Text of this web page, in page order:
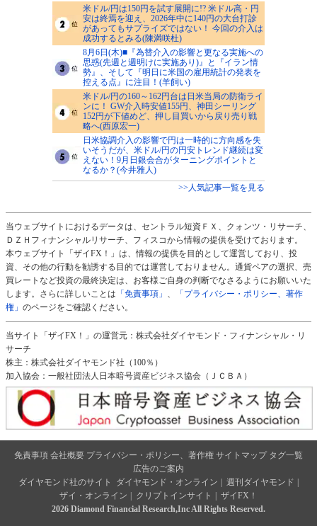
米ドル/円は150円を試す展開に!? 米ドル高・円
安は終焉を迎え、2026年中に140円の大台打診
があってもサプライズではない！ 今回の介入は
成功するとみる(陳満咲杜)
8月6日(木)■『為替介入の影響と更なる実施への
思惑(先週と週明けに実施あり)』と『イラン情
勢』、そして『明日に米国の雇用統計の発表を
控える点』に注目！(羊飼い)
米ドル/円の160～162円台は日米当局の防衛ライ
ンに！ GW介入時安値155円、神田シーリング
152円が下値めど、押し目買いから戻り売り戦
略へ(西原宏一)
日米協調介入の影響で円は一時的に方向感を失
いそうだが、米ドル/円の円安トレンド継続は変
えない！9月日銀会合がターニングポイントと
なるか？(今井雅人)
>>人気記事一覧を見る
当ウェブサイトにおけるデータは、セントラル短資ＦＸ、クォンツ・リサーチ、
ＤＺＨフィナンシャルリサーチ、フィスコから情報の提供を受けております。
本ウェブサイト「ザイFX！」は、情報の提供を目的として運営しており、投
資、その他の行動を勧誘する目的では運営しておりません。通貨ペアの選択、売
買レートなど投資の最終決定は、お客様ご自身の判断でなさるようにお願いいた
します。さらに詳しいことは 「免責事項」 、
「プライバシー・ポリシー、著作
権」 のページをご確認ください。
当サイト「ザイFX！」の運営元：株式会社ダイヤモンド・フィナンシャル・リ
サーチ
株主：株式会社ダイヤモンド社（100％）
加入協会：一般社団法人日本暗号資産ビジネス協会（ＪＣＢＡ）
免責事項 会社概要 プライバシー・ポリシー、著作権 サイトマップ タグ一覧
広告のご案内
ダイヤモンド社のサイト
ダイヤモンド・オンライン 週刊ダイヤモンド
ザイ・オンライン
クリプトインサイト
ザイFX！
2026 Diamond Financial Research,Inc All Rights Reserved.